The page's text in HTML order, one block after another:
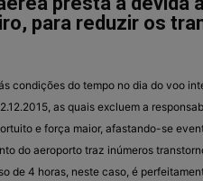
para reduzir os
condições do tempo no dia do voo
as quais excluem a
e força maior, afastando-se
do aeroporto traz inúmeros
de 4 horas, neste caso, é